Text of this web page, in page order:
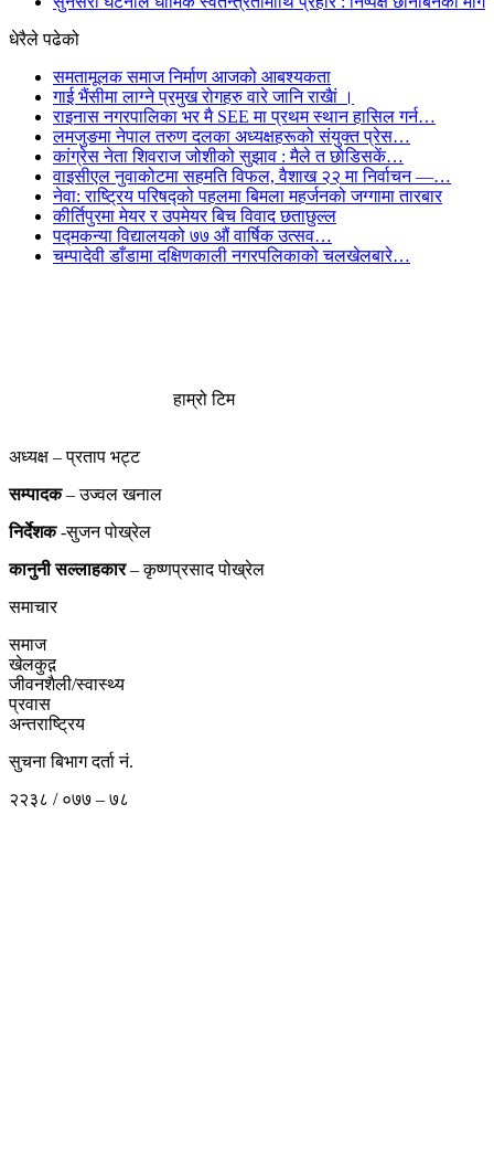
धेरैले पढेको
समतामूलक समाज निर्माण आजको आबश्यकता
गाई भैंसीमा लाग्ने प्रमुख रोगहरु वारे जानि राखैां ।
राइनास नगरपालिका भर मै SEE मा प्रथम स्थान हासिल गर्न…
लमजुङमा नेपाल तरुण दलका अध्यक्षहरूको संयुक्त प्रेस…
कांग्रेस नेता शिवराज जोशीको सुझाव : मैले त छोडिसकें…
वाइसीएल नुवाकोटमा सहमति विफल, वैशाख २२ मा निर्वाचन —…
नेवा: राष्ट्रिय परिषद्को पहलमा बिमला महर्जनको जग्गामा तारबार
कीर्तिपुरमा मेयर र उपमेयर बिच विवाद छताछुल्ल
पद्मकन्या विद्यालयको ७७ औं ‌‌वार्षिक ‌उत्सव…
चम्पादेवी डाँडामा दक्षिणकाली नगरपलिकाको चलखेलबारे…
हाम्रो टिम
अध्यक्ष – प्रताप भट्ट
सम्पादक– उज्वल खनाल
निर्देशक-सुजन पोख्रेल
कानुनी सल्लाहकार– कृष्णप्रसाद पोख्रेल
समाचार
समाज
खेलकुद़़
जीवनशैली/स्वास्थ्य
प्रवास
अन्तराष्ट्रिय
सुचना बिभाग दर्ता नं.
२२३८ / ०७७ – ७८